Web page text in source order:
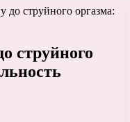
струйного оргазма:
струйного